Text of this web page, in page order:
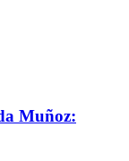
Muñoz: